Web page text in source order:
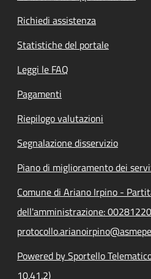
Richiedi assistenza
Statistiche del portale
Leggi le FAQ
Pagamenti
Riepilogo valutazioni
Segnalazione disservizio
Piano di miglioramento dei
Comune di Ariano Irpino -
dell'amministrazione:
Powered by Sportello
10.41.2)